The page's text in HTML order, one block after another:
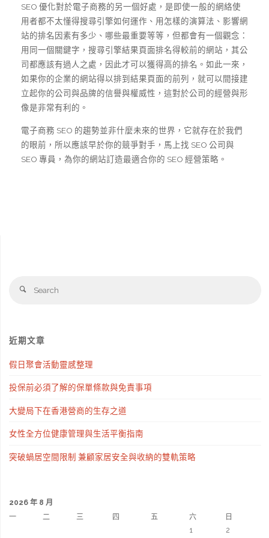
SEO 優化對於電子商務的另一個好處，是即使一般的網絡使
用者都不太懂得搜尋引擎如何運作、用怎樣的演算法、影響網
站的排名因素有多少、哪些最重要等等，但都會有一個觀念：
用同一個關鍵字，搜尋引擎結果頁面排名得較前的網站，其公
司都應該有過人之處，因此才可以獲得高的排名。如此一來，
如果你的企業的網站得以排到結果頁面的前列，就可以間接建
立起你的公司與品牌的信譽與權威性，這對於公司的經營與形
像是非常有利的。
電子商務 SEO 的趨勢並非什麼未來的世界，它就存在於我們
的眼前，所以應該早於你的競爭對手，馬上找 SEO 公司與
SEO 專員，為你的網站訂造最適合你的 SEO 經營策略。
Search
近期文章
假日聚會活動靈感整理
投保前必須了解的保單條款與免責事項
大變局下在香港營商的生存之道
女性全方位健康管理與生活平衡指南
突破蝸居空間限制 兼顧家居安全與收納的雙軌策略
2026 年 8 月
一
二 三 四 五 六
日
1
2